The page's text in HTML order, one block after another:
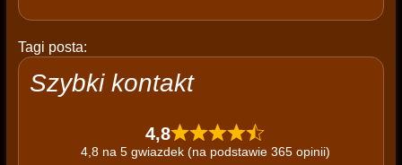
Tagi posta:
Szybki kontakt
4,8
4,8 na 5 gwiazdek (na podstawie 365 opinii)